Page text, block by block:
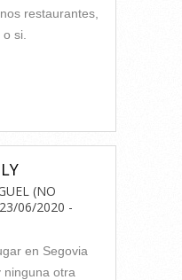
restaurantes,
si.
(NO
06/2020 -
en Segovia
ninguna otra